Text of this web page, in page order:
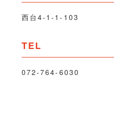
西台4-1-1-103
TEL
072-764-6030